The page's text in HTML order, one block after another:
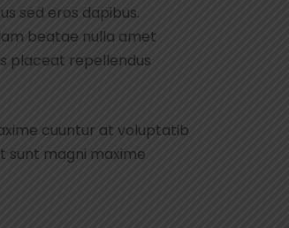
sed eros dapibus.
beatae nulla amet
placeat repellendus
cuuntur at voluptatib
sunt magni maxime